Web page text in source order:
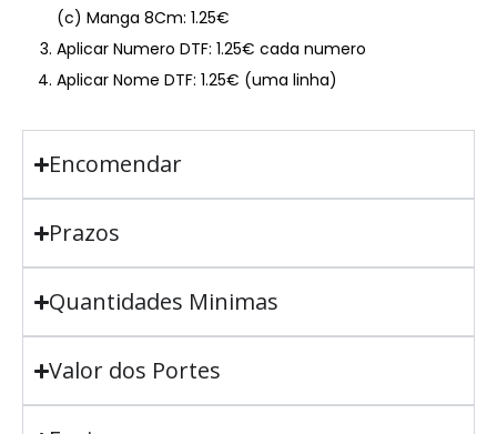
(c) Manga 8Cm: 1.25€
Aplicar Numero DTF: 1.25€ cada numero
Aplicar Nome DTF: 1.25€ (uma linha)
Encomendar
Prazos
Quantidades Minimas
Valor dos Portes